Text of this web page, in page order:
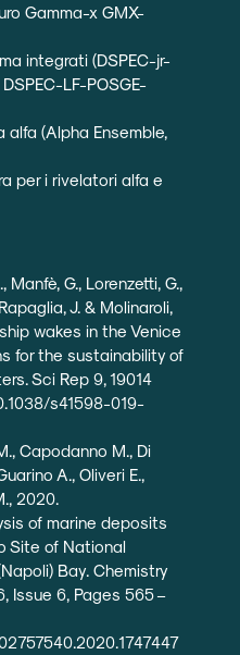
Gamma-x GMX-
integrati (DSPEC-jr-
LF-POSGE-
(Alpha Ensemble,
per i rivelatori alfa e
Manfè, G., Lorenzetti, G.,
J. & Molinaroli,
wakes in the Venice
for the sustainability of
Sci Rep 9, 19014
s41598-019-
Capodanno M., Di
A., Oliveri E.,
2020.
of marine deposits
Site of National
Bay. Chemistry
Issue 6, Pages 565 –